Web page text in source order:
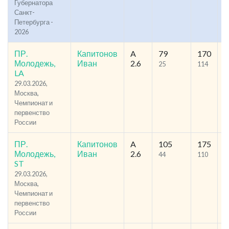
Губернатора
Санкт-
Петербурга -
2026
ПР.
Молодежь,
LA
29.03.2026,
Москва,
Чемпионат и
первенство
России
Капитонов
Иван
A
2.6
79
25
170
114
ПР.
Молодежь,
ST
29.03.2026,
Москва,
Чемпионат и
первенство
России
Капитонов
Иван
A
2.6
105
44
175
110